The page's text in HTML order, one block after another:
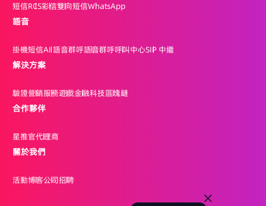
短信RCS彩信雙向短信WhatsApp
語音
掛機短信AI 語音群呼語音群呼呼叫中心SIP 中繼
解決方案
驗證營銷服務遊戲金融科技區塊鏈
合作夥伴
星推官代理商
關於我們
活動博客公司招聘